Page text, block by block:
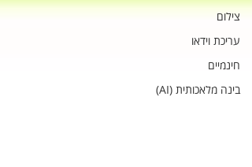
צילום
עריכת וידאו
חינמיים
בינה מלאכותית (AI)